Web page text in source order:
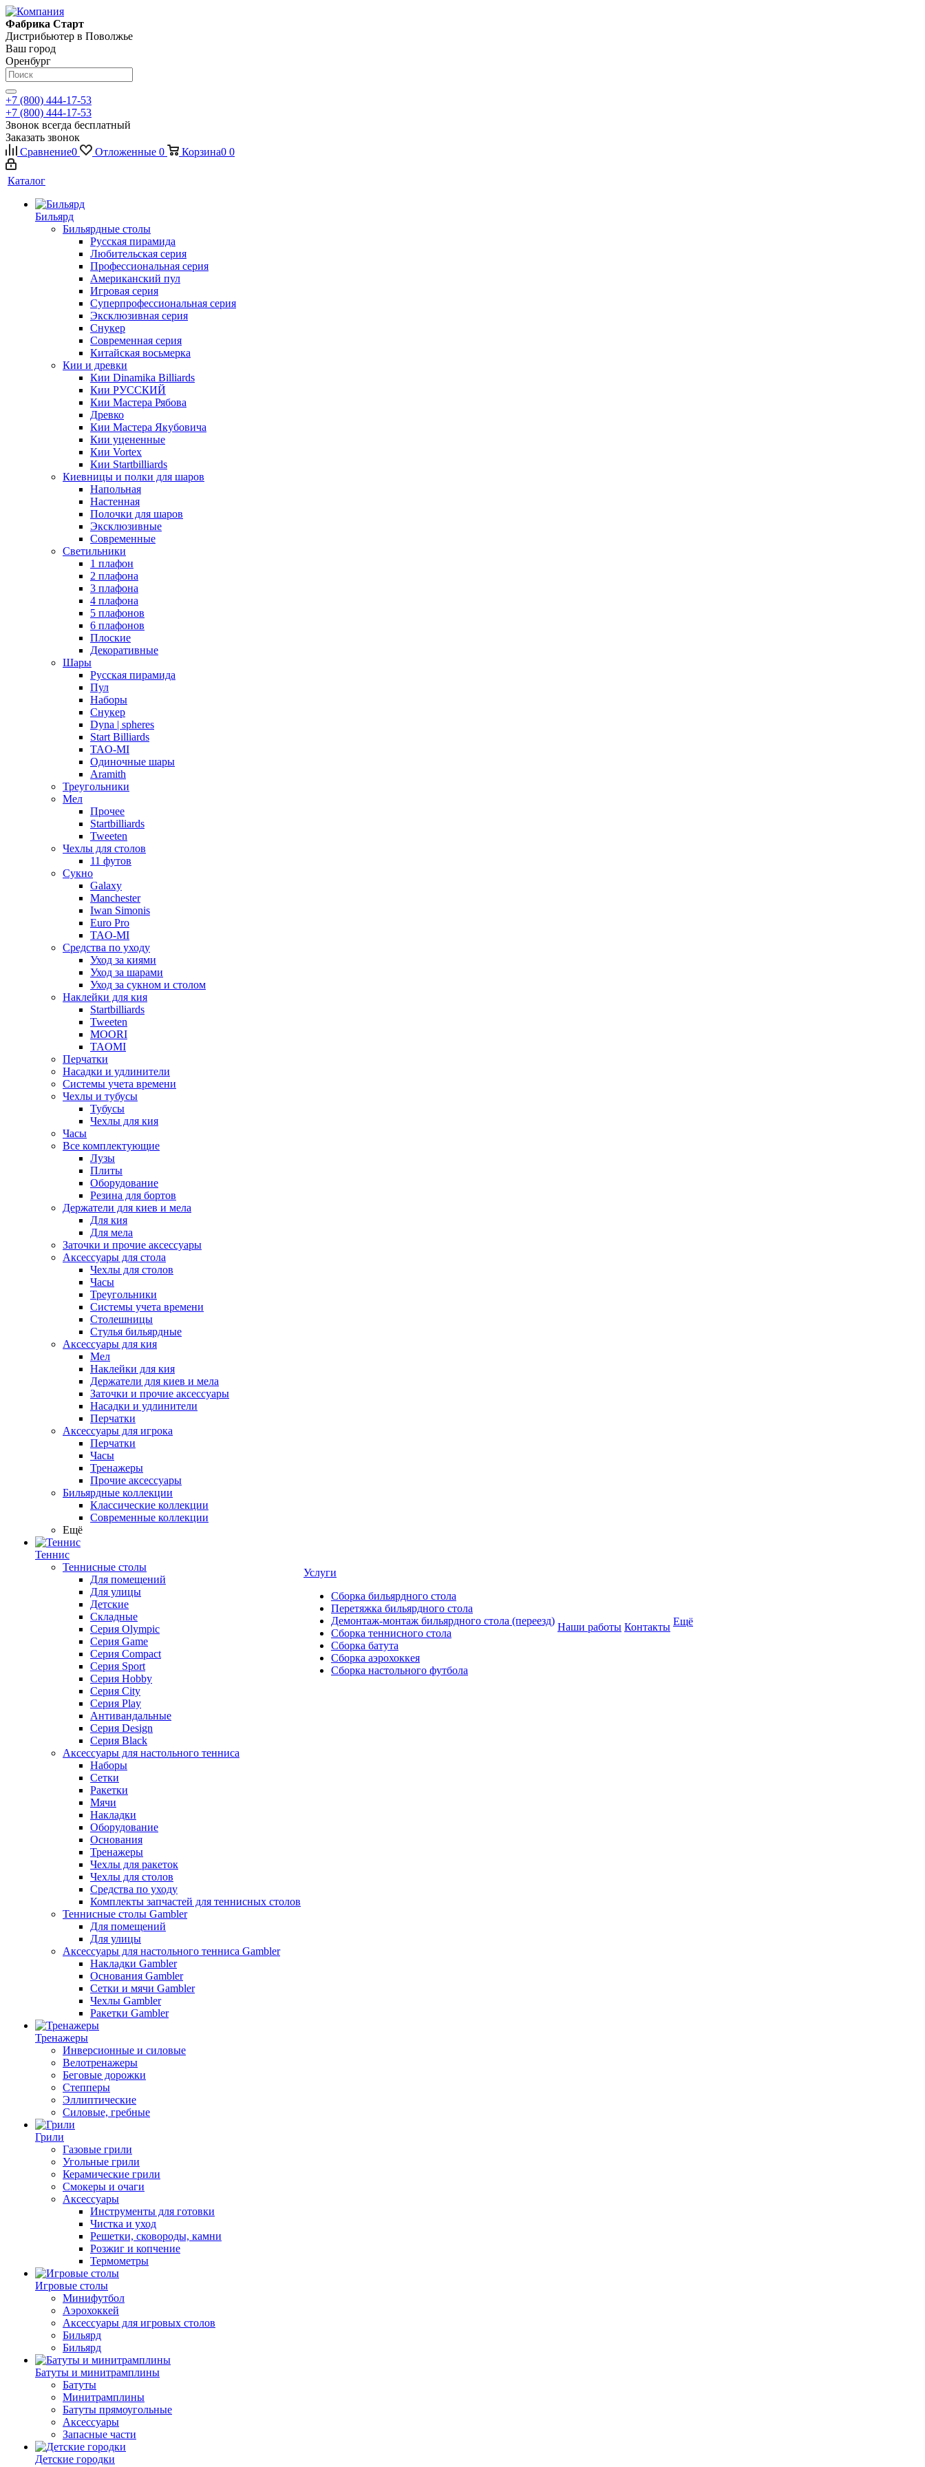
Фабрика Старт
Дистрибьютер в Поволжье
Ваш город
Оренбург
+7 (800) 444-17-53
+7 (800) 444-17-53
Звонок всегда бесплатный
Заказать звонок
Сравнение0 Отложенные 0 Корзина0 0
Каталог
Бильярд
Бильярдные столы
Русская пирамида
Любительская серия
Профессиональная серия
Американский пул
Игровая серия
Суперпрофессиональная серия
Эксклюзивная серия
Снукер
Современная серия
Китайская восьмерка
Кии и древки
Кии Dinamika Billiards
Кии РУССКИЙ
Кии Мастера Рябова
Древко
Кии Мастера Якубовича
Кии уцененные
Кии Vortex
Кии Startbilliards
Киевницы и полки для шаров
Напольная
Настенная
Полочки для шаров
Эксклюзивные
Современные
Светильники
1 плафон
2 плафона
3 плафона
4 плафона
5 плафонов
6 плафонов
Плоские
Декоративные
Шары
Русская пирамида
Пул
Наборы
Снукер
Dyna | spheres
Start Billiards
TAO-MI
Одиночные шары
Aramith
Треугольники
Мел
Прочее
Startbilliards
Tweeten
Чехлы для столов
11 футов
Сукно
Galaxy
Manchester
Iwan Simonis
Euro Pro
TAO-MI
Средства по уходу
Уход за киями
Уход за шарами
Уход за сукном и столом
Наклейки для кия
Startbilliards
Tweeten
MOORI
TAOMI
Перчатки
Насадки и удлинители
Системы учета времени
Чехлы и тубусы
Тубусы
Чехлы для кия
Часы
Все комплектующие
Лузы
Плиты
Оборудование
Резина для бортов
Держатели для киев и мела
Для кия
Для мела
Заточки и прочие аксессуары
Аксессуары для стола
Чехлы для столов
Часы
Треугольники
Системы учета времени
Столешницы
Стулья бильярдные
Аксессуары для кия
Мел
Наклейки для кия
Держатели для киев и мела
Заточки и прочие аксессуары
Насадки и удлинители
Перчатки
Аксессуары для игрока
Перчатки
Часы
Тренажеры
Прочие аксессуары
Бильярдные коллекции
Классические коллекции
Современные коллекции
Ещё
Теннис
Теннисные столы
Для помещений
Для улицы
Детские
Складные
Серия Olympic
Серия Game
Серия Compact
Серия Sport
Серия Hobby
Серия City
Серия Play
Антивандальные
Серия Design
Серия Black
Аксессуары для настольного тенниса
Наборы
Сетки
Ракетки
Мячи
Накладки
Оборудование
Основания
Тренажеры
Чехлы для ракеток
Чехлы для столов
Средства по уходу
Комплекты запчастей для теннисных столов
Теннисные столы Gambler
Для помещений
Для улицы
Аксессуары для настольного тенниса Gambler
Накладки Gambler
Основания Gambler
Сетки и мячи Gambler
Чехлы Gambler
Ракетки Gambler
Тренажеры
Инверсионные и силовые
Велотренажеры
Беговые дорожки
Степперы
Эллиптические
Силовые, гребные
Грили
Газовые грили
Угольные грили
Керамические грили
Смокеры и очаги
Аксессуары
Инструменты для готовки
Чистка и уход
Решетки, сковороды, камни
Розжиг и копчение
Термометры
Игровые столы
Минифутбол
Аэрохоккей
Аксессуары для игровых столов
Бильяpд
Бильяpд
Батуты и минитрамплины
Батуты
Минитрамплины
Батуты прямоугольные
Аксессуары
Запасные части
Детские городки
Услуги
Сборка бильярдного стола
Перетяжка бильярдного стола
Демонтаж-монтаж бильярдного стола (переезд)
Сборка теннисного стола
Сборка батута
Сборка аэрохоккея
Сборка настольного футбола
Наши работы Контакты Ещё